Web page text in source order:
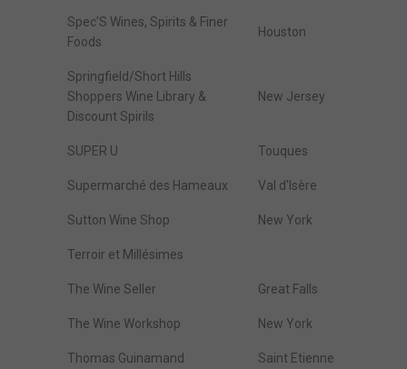
Spec'S Wines, Spirits & Finer
Foods
Houston
Springfield/Short Hills
Shoppers Wine Library &
Discount Spirils
New Jersey
SUPER U Touques
Supermarché des Hameaux Val d'Isère
Sutton Wine Shop New York
Terroir et Millésimes
The Wine Seller Great Falls
The Wine Workshop New York
Thomas Guinamand Saint Etienne